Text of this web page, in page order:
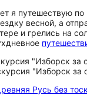
я путешествую
весной, а
и грелись на
Русь без